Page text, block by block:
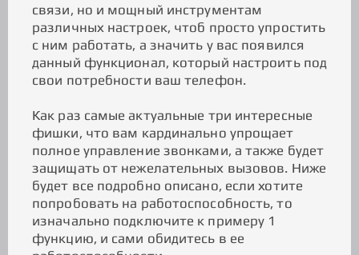
связи, но и мощный инструментам
различных настроек, чтоб просто упростить
с ним работать, а значить у вас появился
данный функционал, который настроить под
свои потребности ваш телефон.
Как раз самые актуальные три интересные
фишки, что вам кардинально упрощает
полное управление звонками, а также будет
защищать от нежелательных вызовов. Ниже
будет все подробно описано, если хотите
попробовать на работоспособность, то
изначально подключите к примеру 1
функцию, и сами обидитесь в ее